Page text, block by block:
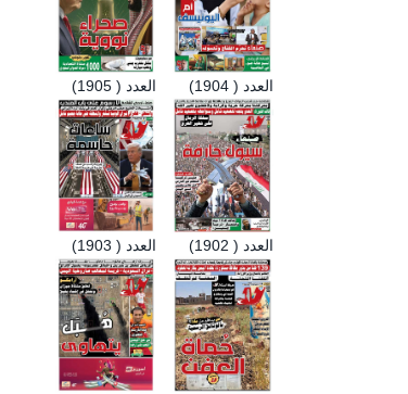
العدد ( 1905) العدد ( 1904)
العدد ( 1903) العدد ( 1902)